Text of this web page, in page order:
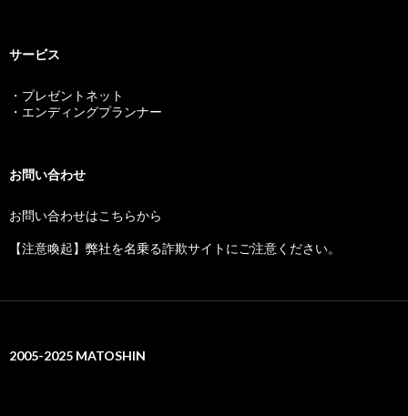
サービス
・プレゼントネット
・エンディングプランナー
お問い合わせ
お問い合わせはこちらから
【注意喚起】弊社を名乗る詐欺サイトにご注意ください。
2005-2025 MATOSHIN